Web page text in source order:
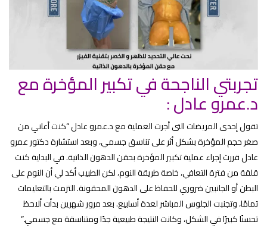
تجربتي الناجحة في تكبير المؤخرة مع
د.عمرو عادل :
تقول إحدى المريضات التى أجرت العملية مع د.عمرو عادل “كنت أعاني من
صغر حجم المؤخرة بشكل أثر على تناسق جسمي، وبعد استشارة دكتور عمرو
عادل قررت إجراء عملية تكبير المؤخرة بحقن الدهون الذاتية. في البداية كنت
قلقة من فترة التعافي، خاصة طريقة النوم، لكن الطبيب أكد لي أن النوم على
البطن أو الجانبين ضروري للحفاظ على الدهون المحقونة. التزمت بالتعليمات
تمامًا، وتجنبت الجلوس المباشر لعدة أسابيع. بعد مرور شهرين بدأت ألاحظ
تحسنًا كبيرًا في الشكل، وكانت النتيجة طبيعية جدًا ومتناسقة مع جسمي.”